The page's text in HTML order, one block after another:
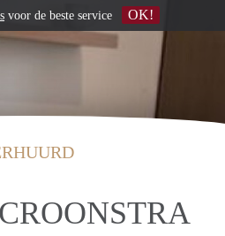
voor de beste service OK!